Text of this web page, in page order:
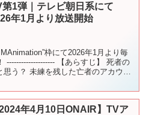
第1弾｜テレビ朝日系にて
年1月より放送開始
枠にて2026年1月より毎
-------------------- 【あらすじ】 死者の
う？ 未練を残した亡者のアカウ
2024年4月10日ONAIR】TVア